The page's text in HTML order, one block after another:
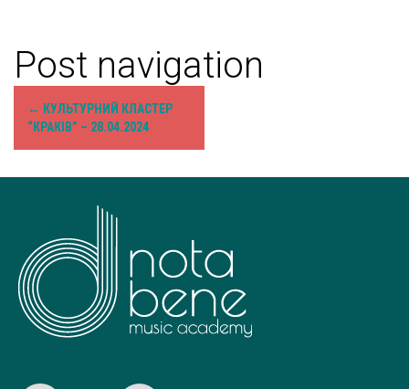
Post navigation
← КУЛЬТУРНИЙ КЛАСТЕР
“КРАКІВ” – 28.04.2024